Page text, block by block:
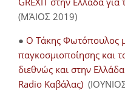
(ΜΆΙΟΣ 2019)
● Ο Τάκης Φωτόπουλος
παγκοσμιοποίησης και
διεθνώς και στην
Radio Καβάλας)